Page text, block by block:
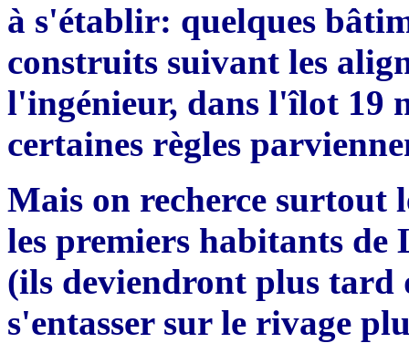
à s'établir: quelques
construits suivant les
l'ingénieur, dans l'îlot 19
certaines règles
Mais on recherce surtout
les premiers habitants de
(ils deviendront plus tard
s'entasser sur le rivage